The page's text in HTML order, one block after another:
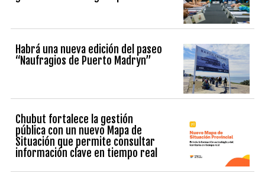
Habrá una nueva edición del paseo
“Naufragios de Puerto Madryn”
Chubut fortalece la gestión
pública con un nuevo Mapa de
Situación que permite consultar
información clave en tiempo real